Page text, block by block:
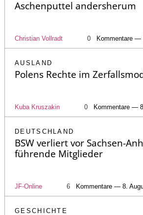
Aschenputtel andersherum
Christian Vollradt 0 Kommentare —
AUSLAND
Polens Rechte im
Kuba Kruszakin 0 Kommentare —
DEUTSCHLAND
BSW verliert vor Sachsen-
führende Mitglieder
JF-Online 6 Kommentare — 8.
GESCHICHTE